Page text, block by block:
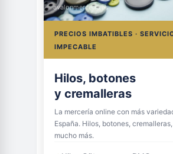
avalonmerceria.es
PRECIOS IMBATIBLES ·
IMPECABLE
Hilos, botones
y cremalleras
La mercería online con más
España. Hilos, botones,
mucho más.